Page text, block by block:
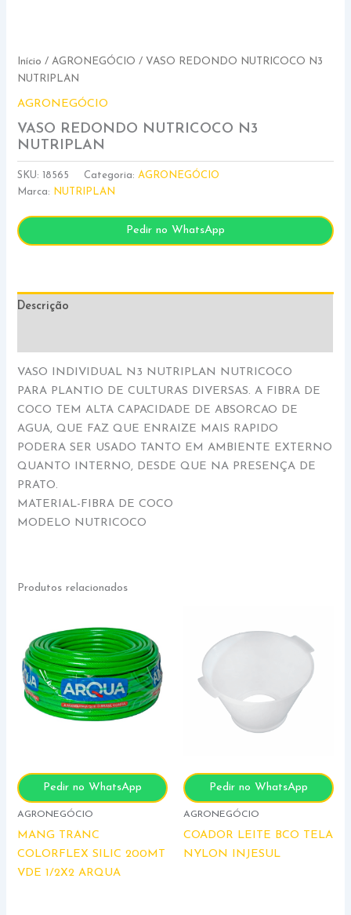
Início /AGRONEGÓCIO / VASO REDONDO NUTRICOCO N3
NUTRIPLAN
AGRONEGÓCIO
VASO REDONDO NUTRICOCO N3
NUTRIPLAN
SKU: 18565 Categoria:AGRONEGÓCIO
Marca:
NUTRIPLAN
Pedir no WhatsApp
Descrição
VASO INDIVIDUAL N3 NUTRIPLAN NUTRICOCO
PARA PLANTIO DE CULTURAS DIVERSAS. A FIBRA DE
COCO TEM ALTA CAPACIDADE DE ABSORCAO DE
AGUA, QUE FAZ QUE ENRAIZE MAIS RAPIDO
PODERA SER USADO TANTO EM AMBIENTE EXTERNO
QUANTO INTERNO, DESDE QUE NA PRESENÇA DE
PRATO.
MATERIAL-FIBRA DE COCO
MODELO NUTRICOCO
Produtos relacionados
Pedir no WhatsApp
AGRONEGÓCIO
MANG TRANC
COLORFLEX SILIC 200MT
VDE 1/2X2 ARQUA
Pedir no WhatsApp
AGRONEGÓCIO
COADOR LEITE BCO TELA
NYLON INJESUL